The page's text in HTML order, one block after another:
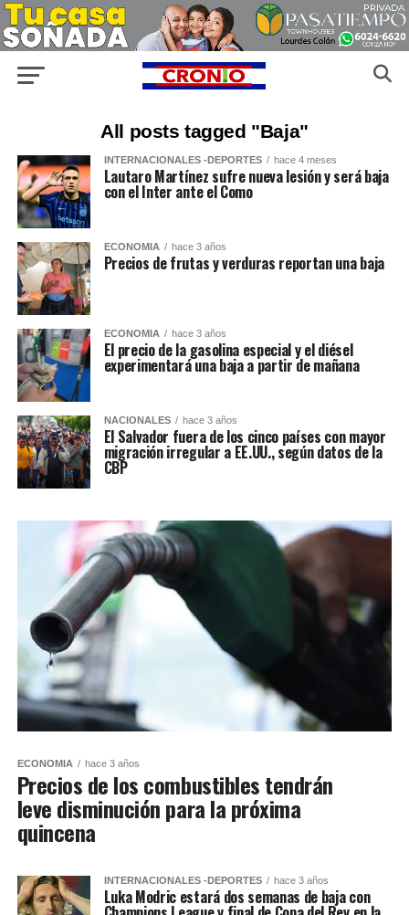
All posts tagged "Baja"
INTERNACIONALES -DEPORTES hace 4 meses
Lautaro Martínez sufre nueva lesión y será baja
con el Inter ante el Como
ECONOMIA hace 3 años
Precios de frutas y verduras reportan una baja
ECONOMIA hace 3 años
El precio de la gasolina especial y el diésel
experimentará una baja a partir de mañana
NACIONALES hace 3 años
El Salvador fuera de los cinco países con mayor
migración irregular a EE.UU., según datos de la
CBP
ECONOMIA hace 3 años
Precios de los combustibles tendrán
leve disminución para la próxima
quincena
INTERNACIONALES -DEPORTES hace 3 años
Luka Modric estará dos semanas de baja con